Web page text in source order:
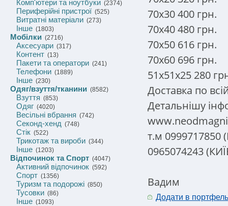
Комп'ютери та ноутбуки (2374)
Периферійні пристрої (525)
Витратні матеріали (273)
Інше (1803)
Мобілки (2716)
Аксесуари (317)
Контент (13)
Пакети та оператори (241)
Телефони (1889)
Інше (230)
Одяг/взуття/тканини (8582)
Взуття (853)
Одяг (4020)
Весільні вбрання (742)
Секонд-хенд (748)
Стік (522)
Трикотаж та вироби (344)
Інше (1203)
Відпочинок та Спорт (4047)
Активний відпочинок (592)
Спорт (1356)
Туризм та подорожі (850)
Тусовки (86)
Інше (1093)
70x30 400 грн.
70x40 480 грн.
70x50 616 грн.
70x60 696 грн.
51х51х25 280
Доставка по
Детальнішу
т.м 0999717850
0965074243
Вадим
Додати в портфель